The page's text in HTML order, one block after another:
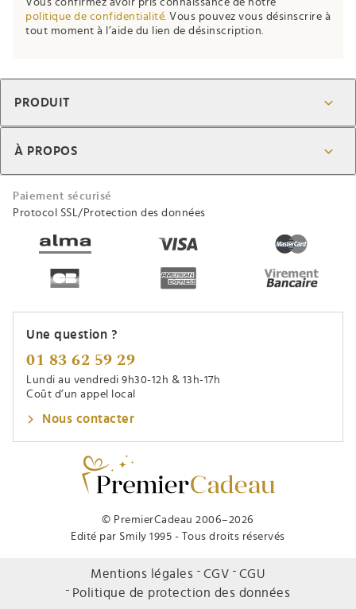
politique de confidentialité. Vous pouvez vous désinscrire à
tout moment à l’aide du lien de désinscription.
© PremierCadeau 2006–2026
Edité par Smily 1995 - Tous droits réservés
PRODUIT
À PROPOS
Paiement sécurisé
Protocol SSL/Protection des données
Une question ?
01 83 62 59 29
Lundi au vendredi 9h30-12h & 13h-17h
Coût d’un appel local
Nous contacter
Mentions légales CGV
CGU
Politique de protection des données